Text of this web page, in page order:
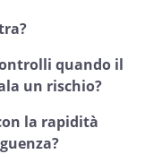
quando il
un rischio?
la rapidità